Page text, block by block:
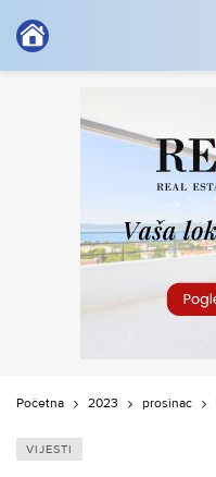
Početna 2023 prosinac
VIJESTI